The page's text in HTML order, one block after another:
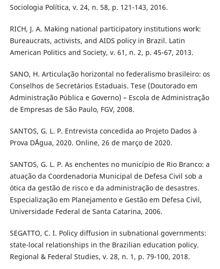
Sociologia Política, v. 24, n. 58, p. 121-143, 2016.
RICH, J. A. Making national participatory institutions work:
Bureaucrats, activists, and AIDS policy in Brazil. Latin
American Politics and Society, v. 61, n. 2, p. 45-67, 2013.
SANO, H. Articulação horizontal no federalismo brasileiro: os
Conselhos de Secretários Estaduais. Tese (Doutorado em
Administração Pública e Governo) – Escola de Administração
de Empresas de São Paulo, FGV, 2008.
SANTOS, G. L. P. Entrevista concedida ao Projeto Dados à
Prova D´Água, 2020. Online, 26 de março de 2020.
SANTOS, G. L. P. As enchentes no município de Rio Branco: a
atuação da Coordenadoria Municipal de Defesa Civil sob a
ótica da gestão de risco e da administração de desastres.
Especialização em Planejamento e Gestão em Defesa Civil,
Universidade Federal de Santa Catarina, 2006.
SEGATTO, C. I. Policy diffusion in subnational governments:
state-local relationships in the Brazilian education policy.
Regional & Federal Studies, v. 28, n. 1, p. 79-100, 2018.